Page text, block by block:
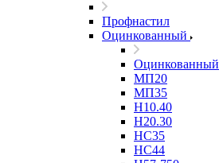
Профнастил
Оцинкованный
Оцинкованный
МП20
МП35
Н10.40
Н20.30
НС35
НС44